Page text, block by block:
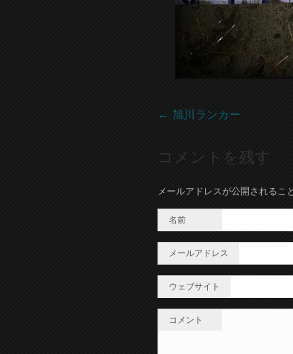
← 旭川ランカー
コメントを残す
メールアドレスが公開されるこ
名前
メールアドレス
ウェブサイト
コメント